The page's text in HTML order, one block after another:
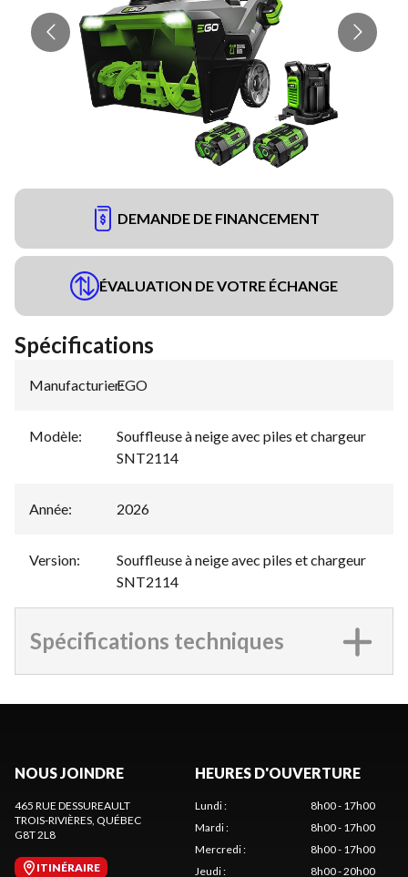
DEMANDE DE FINANCEMENT
ÉVALUATION DE VOTRE ÉCHANGE
Spécifications
Manufacturier:
EGO
Modèle:
Souffleuse à neige avec piles et chargeur
SNT2114
Année: 2026
Version:
Souffleuse à neige avec piles et chargeur
SNT2114
Spécifications techniques
NOUS JOINDRE
465 RUE DESSUREAULT
TROIS-RIVIÈRES, QUÉBEC
G8T 2L8
ITINÉRAIRE
HEURES D'OUVERTURE
Lundi:
8h00 - 17h00
Mardi:
8h00 - 17h00
Mercredi:
8h00 - 17h00
Jeudi: 8h00 - 20h00